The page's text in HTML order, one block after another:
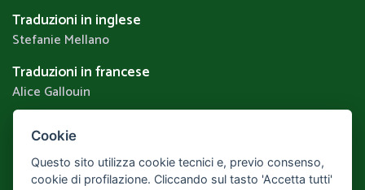
Traduzioni in inglese
Stefanie Mellano
Traduzioni in francese
Alice Gallouin
Privacy & Cookie Policy
Realizzato daLeonardo Web Area Riservata
Cookie
Questo sito utilizza cookie tecnici e, previo consenso,
cookie di profilazione. Cliccando sul tasto 'Accetta tutti'